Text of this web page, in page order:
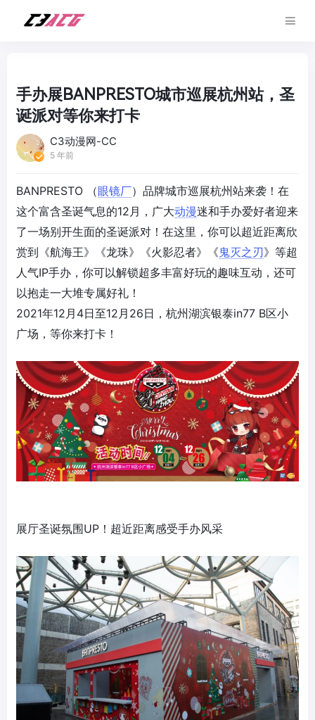
手办展BANPRESTO城市巡展杭州站，圣
诞派对等你来打卡
C3动漫网-CC
5 年前
BANPRESTO （眼镜厂）品牌城市巡展杭州站来袭！在
这个富含圣诞气息的12月，广大动漫迷和手办爱好者迎来
了一场别开生面的圣诞派对！在这里，你可以超近距离欣
赏到《航海王》《龙珠》《火影忍者》《鬼灭之刃》等超
人气IP手办，你可以解锁超多丰富好玩的趣味互动，还可
以抱走一大堆专属好礼！
2021年12月4日至12月26日，杭州湖滨银泰in77 B区小
广场，等你来打卡！
展厅圣诞氛围UP！超近距离感受手办风采